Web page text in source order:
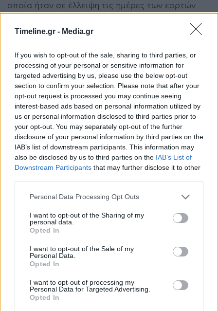
Timeline.gr - Media.gr
If you wish to opt-out of the sale, sharing to third parties, or
processing of your personal or sensitive information for
targeted advertising by us, please use the below opt-out
section to confirm your selection. Please note that after your
opt-out request is processed you may continue seeing
interest-based ads based on personal information utilized by
us or personal information disclosed to third parties prior to
your opt-out. You may separately opt-out of the further
disclosure of your personal information by third parties on the
IAB’s list of downstream participants. This information may
also be disclosed by us to third parties on the IAB’s List of
Downstream Participants that may further disclose it to other
Personal Data Processing Opt Outs
I want to opt-out of the Sharing of my
personal data.
Opted In
I want to opt-out of the Sale of my
Personal Data.
Opted In
I want to opt-out of processing my
Personal Data for Targeted Advertising.
Opted In
οποία ήταν σε έλλειψη τις ημέρες των εορτών
φαρμακοβιομηχανία η οποία με τα γενόσημα έχει
καλύψει σε πολύ σημαντικό βαθμό τις ανάγκες
στα φάρμακα πρώτης ανάγκης, αυτά τα οποία
πηγαίνει ο ασθενής για να εξυπηρετηθεί και
παίρνει μόνος του το φαρμακείο», δήλωσε ο
πρόεδρος του ΕΟΦ.
Μιλώντας για τα ογκολογικά φάρμακα τόνισε ότι
2019 καταφέραμε και φέραμε την παραγωγή
στην Ελλάδα. «Έτσι φέτος χώρες όπως η
Γερμανία και η Γαλλία μπορεί να έχουν
προβλήματα σε ογκολογικά, εμείς δεν έχουμε»,
είπε σχετικά ο Δημήτρης Φιλίππου.